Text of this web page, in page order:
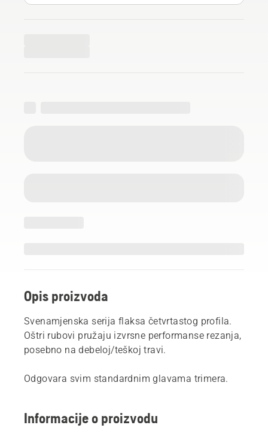
Opis proizvoda
Svenamjenska serija flaksa četvrtastog profila.
Oštri rubovi pružaju izvrsne performanse rezanja,
posebno na debeloj/teškoj travi.
Odgovara svim standardnim glavama trimera.
Informacije o proizvodu